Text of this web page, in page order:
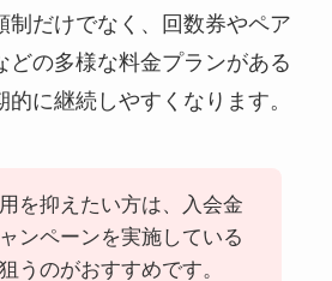
制だけでなく、回数券やペア
どの多様な料金プランがある
に継続しやすくなります。
を抑えたい方は、入会金
ンペーンを実施している
うのがおすすめです。